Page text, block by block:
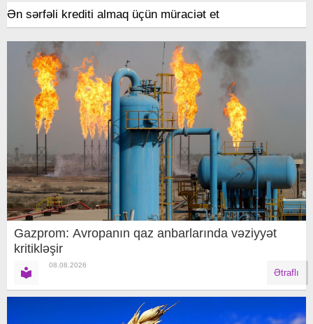
Ən sərfəli krediti almaq üçün müraciət et
Gazprom: Avropanın qaz anbarlarında vəziyyət
kritikləşir
08.08.2026
Ətraflı